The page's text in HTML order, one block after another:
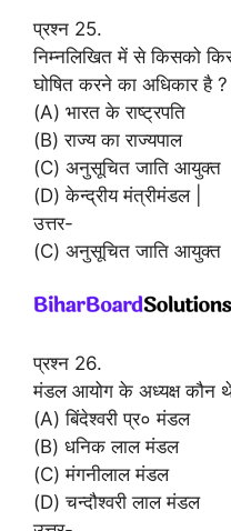
प्रश्न 25.
निम्नलिखित में से किसको
घोषित करने का अधिकार है ?
(A) भारत के राष्ट्रपति
(B) राज्य का राज्यपाल
(C) अनुसूचित जाति आयुक्त
(D) केन्द्रीय मंत्रीमंडल |
उत्तर-
(C) अनुसूचित जाति आयुक्त
प्रश्न 26.
मंडल आयोग के अध्यक्ष कौन
(A) बिंदेश्वरी प्र० मंडल
(B) धनिक लाल मंडल
(C) मंगनीलाल मंडल
(D) चन्दौश्वरी लाल मंडल